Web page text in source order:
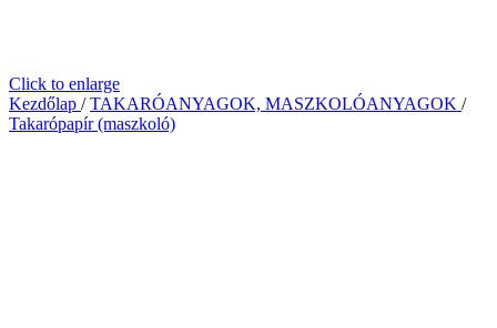
Click to enlarge
Kezdőlap / TAKARÓANYAGOK, MASZKOLÓANYAGOK /
Takarópapír (maszkoló)